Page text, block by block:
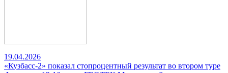
19.04.2026
«Кузбасс-2» показал стопроцентный результат во втором туре